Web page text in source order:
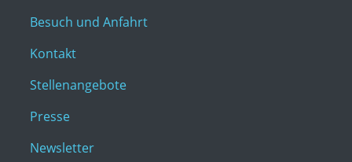
Besuch und Anfahrt
Kontakt
Stellenangebote
Presse
Newsletter